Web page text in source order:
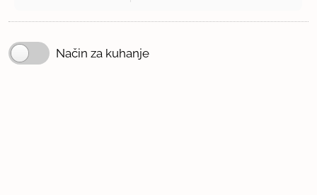
Način za kuhanje